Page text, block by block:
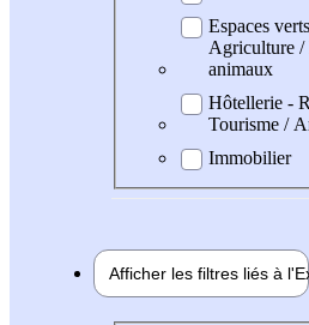
Espaces
Agriculture /
animaux
Hôtellerie -
Tourisme /
Immobilier
Afficher les filtres liés à l'